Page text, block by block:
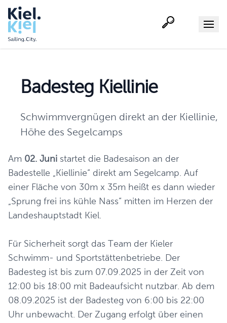
Badesteg Kiellinie
Schwimmvergnügen direkt an der Kiellinie,
Höhe des Segelcamps
Am 02. Juni startet die Badesaison an der
Badestelle „Kiellinie“ direkt am Segelcamp. Auf
einer Fläche von 30m x 35m heißt es dann wieder
„Sprung frei ins kühle Nass“ mitten im Herzen der
Landeshauptstadt Kiel.
Für Sicherheit sorgt das Team der Kieler
Schwimm- und Sportstättenbetriebe. Der
Badesteg ist bis zum 07.09.2025 in der Zeit von
12:00 bis 18:00 mit Badeaufsicht nutzbar. Ab dem
08.09.2025 ist der Badesteg von 6:00 bis 22:00
Uhr unbewacht. Der Zugang erfolgt über einen